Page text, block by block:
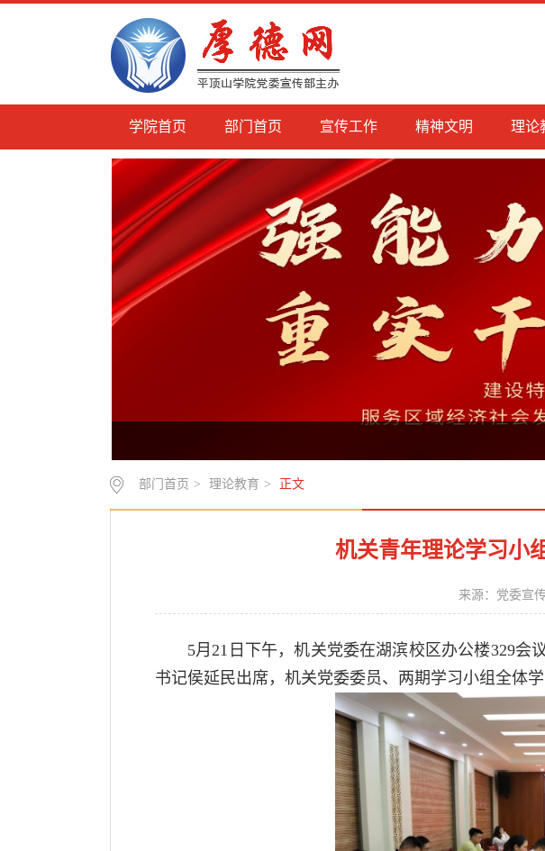
学院首页 部门首页 宣传工作 精神文明 理论
部门首页 > 理论教育 > 正文
机关青年理论学习小
来源：党委宣
5月21日下午，机关党委在湖滨校区办公楼329
书记侯延民出席，机关党委委员、两期学习小组全体